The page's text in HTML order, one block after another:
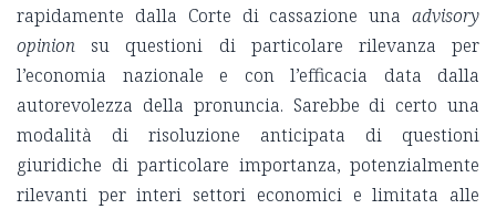
rapidamente dalla Corte di cassazione una advisory
opinion su questioni di particolare rilevanza per
l’economia nazionale e con l’efficacia data dalla
autorevolezza della pronuncia. Sarebbe di certo una
modalità di risoluzione anticipata di questioni
giuridiche di particolare importanza, potenzialmente
rilevanti per interi settori economici e limitata alle